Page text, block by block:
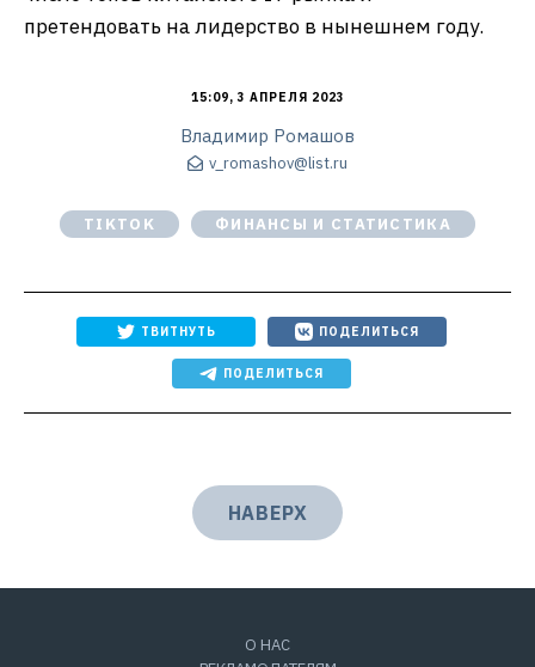
претендовать на лидерство в нынешнем году.
15:09, 3 АПРЕЛЯ 2023
Владимир Ромашов
v_romashov@list.ru
TIKTOK ФИНАНСЫ И СТАТИСТИКА
ТВИТНУТЬ ПОДЕЛИТЬСЯ
ПОДЕЛИТЬСЯ
НАВЕРХ
О НАС